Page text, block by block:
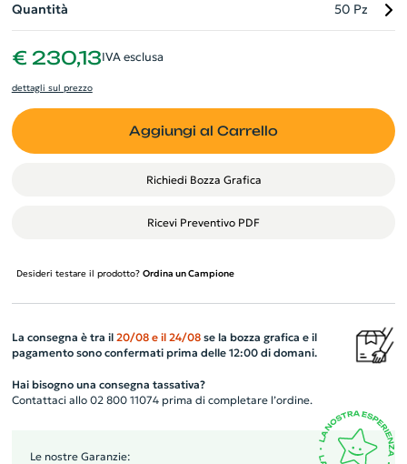
Quantità 50 Pz
€ 230,13IVA esclusa
dettagli sul prezzo
Aggiungi al Carrello
Richiedi Bozza Grafica
Ricevi Preventivo PDF
Desideri testare il prodotto? Ordina un Campione
La consegna è tra il 20/08 e il 24/08se la bozza grafica e il
pagamento sono confermati prima delle 12:00 di domani.
Hai bisogno una consegna tassativa?
Contattaci allo 02 800 11074 prima di completare l’ordine.
Le nostre Garanzie: